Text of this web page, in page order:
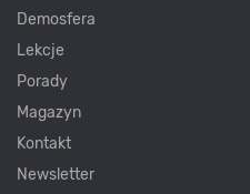
Demosfera
Lekcje
Porady
Magazyn
Kontakt
Newsletter